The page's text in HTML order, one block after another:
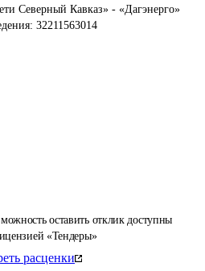
оставить отклик доступны
«Тендеры»
расценки
Северный Кавказ» - «Дагэнерго»
32211563014